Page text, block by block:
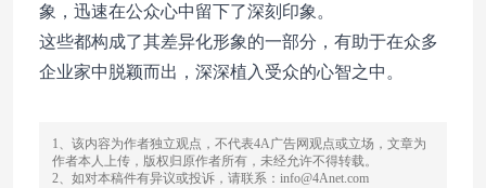
象，迅速在公众心中留下了深刻印象。
这些都构成了其差异化形象的一部分，有助于在众多
企业家中脱颖而出，深深植入受众的心智之中。
1、该内容为作者独立观点，不代表4A广告网观点或立场，文章为
作者本人上传，版权归原作者所有，未经允许不得转载。
2、如对本稿件有异议或投诉，请联系：info@4Anet.com